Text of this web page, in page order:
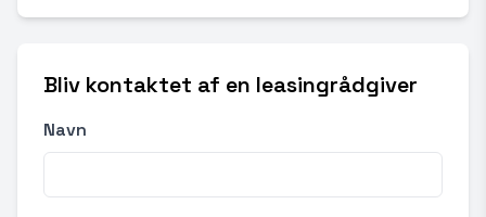
Bliv kontaktet af en leasingrådgiver
Navn